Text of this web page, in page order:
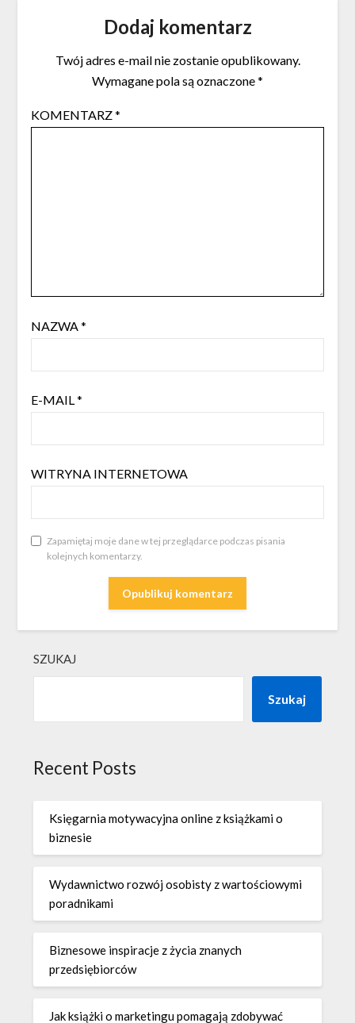
Dodaj komentarz
Twój adres e-mail nie zostanie opublikowany.
Wymagane pola są oznaczone*
KOMENTARZ*
NAZWA*
E-MAIL*
WITRYNA INTERNETOWA
Zapamiętaj moje dane w tej przeglądarce podczas pisania
kolejnych komentarzy.
SZUKAJ
Szukaj
Recent Posts
Księgarnia motywacyjna online z książkami o
biznesie
Wydawnictwo rozwój osobisty z wartościowymi
poradnikami
Biznesowe inspiracje z życia znanych
przedsiębiorców
Jak książki o marketingu pomagają zdobywać